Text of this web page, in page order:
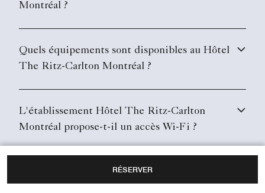
RÉSERVER
Montréal ?
Quels équipements sont disponibles au Hôtel
The Ritz-Carlton Montréal ?
L'établissement Hôtel The Ritz-Carlton
Montréal propose-t-il un accès Wi-Fi ?
Quel est l'aéroport le plus proche de Hôtel